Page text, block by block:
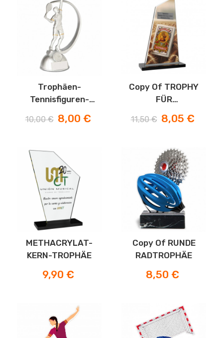
Trophäen-
Tennisfiguren-
Verkaufspreis
10,00 € Preis
8,00 €
Copy Of TROPHY
FÜR
Verkaufspreis
11,50 € Preis
8,05 €
METHACRYLAT-
KERN-TROPHÄE
Preis
9,90 €
Copy Of RUNDE
RADTROPHÄE
Preis
8,50 €